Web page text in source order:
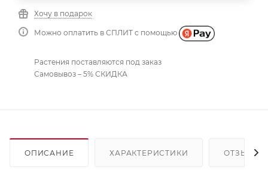
Хочу в подарок
Можно оплатить в СПЛИТ с помощью
Растения поставляются под заказ
Самовывоз – 5% СКИДКА
ОПИСАНИЕ ХАРАКТЕРИСТИКИ ОТЗЫВЫ